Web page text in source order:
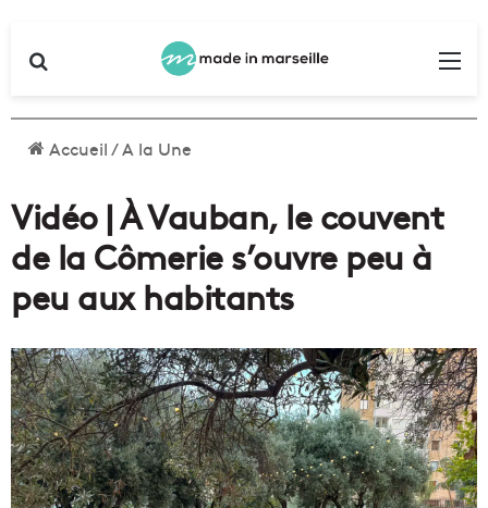
Accueil/A la Une
Vidéo | À Vauban, le couvent
de la Cômerie s’ouvre peu à
peu aux habitants